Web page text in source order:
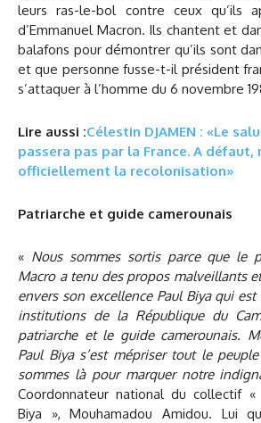
leurs ras-le-bol contre ceux qu’ils
d’Emmanuel Macron. Ils chantent et
balafons pour démontrer qu’ils sont
et que personne fusse-t-il président
s’attaquer à l’homme du 6 novembre
Lire aussi :Célestin DJAMEN : «Le
passera pas par la France. A défaut,
officiellement la recolonisation»
Patriarche et guide camerounais
« Nous sommes sortis parce que le
Macro a tenu des propos malveillants
envers son excellence Paul Biya qui
institutions de la République du
patriarche et le guide camerounais.
Paul Biya s’est mépriser tout le
sommes là pour marquer notre
Coordonnateur national du collectif
Biya », Mouhamadou Amidou. Lui